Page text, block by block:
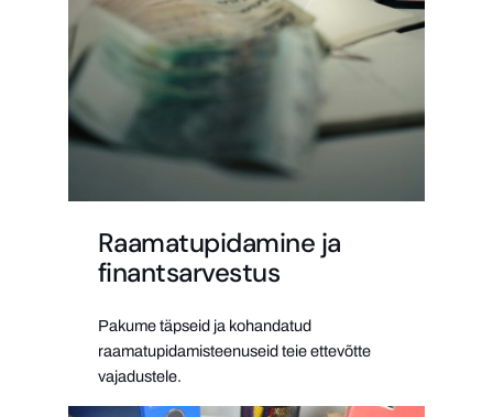
Raamatupidamine ja
finantsarvestus
Pakume täpseid ja kohandatud
raamatupidamisteenuseid teie ettevõtte
vajadustele.